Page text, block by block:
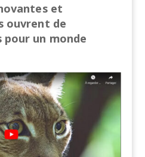
et
ouvrent de
pour un monde